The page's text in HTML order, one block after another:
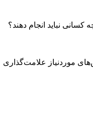
نباید انجام دهند؟
موردنیاز علامت‌گذاری